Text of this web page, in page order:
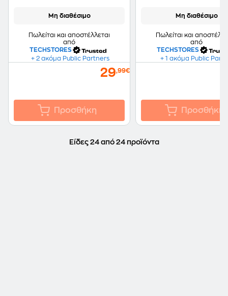
Μη διαθέσιμο
Πωλείται και αποστέλλεται
από
TECHSTORES
+ 2 ακόμα Public Partners
29,99€
Προσθήκη
Μη διαθέσιμο
Πωλείται και
από
TECHSTORES
+ 1 ακόμα Public
Προσθήκη
Είδες 24 από 24 προϊόντα